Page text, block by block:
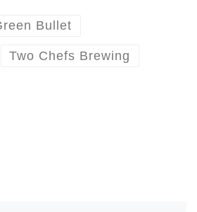
Bullet
Two Chefs Brewing